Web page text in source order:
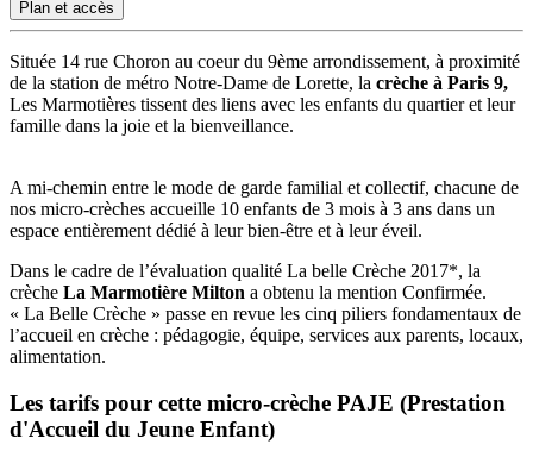
Plan et accès
Située 14 rue Choron au coeur du 9ème arrondissement, à proximité
de la station de métro Notre-Dame de Lorette, la crèche à Paris 9,
Les Marmotières tissent des liens avec les enfants du quartier et leur
famille dans la joie et la bienveillance.
A mi-chemin entre le mode de garde familial et collectif, chacune de
nos micro-crèches accueille 10 enfants de 3 mois à 3 ans dans un
espace entièrement dédié à leur bien-être et à leur éveil.
Dans le cadre de l’évaluation qualité La belle Crèche 2017*, la
crèche La Marmotière Milton a obtenu la mention Confirmée.
« La Belle Crèche » passe en revue les cinq piliers fondamentaux de
l’accueil en crèche : pédagogie, équipe, services aux parents, locaux,
alimentation.
Les tarifs pour cette micro-crèche PAJE (Prestation
d'Accueil du Jeune Enfant)